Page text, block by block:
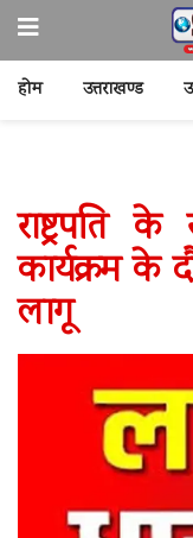
होम उत्तराखण्ड
राष्ट्रपति
कार्यक्रम के
लागू